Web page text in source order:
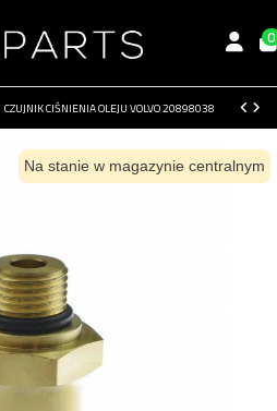
0
CZUJNIK CIŚNIENIA OLEJU VOLVO 20898038
Na stanie w magazynie centralnym